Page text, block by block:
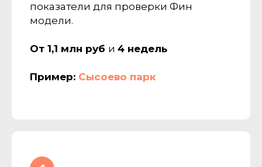
показатели для проверки Фин
модели.
От 1,1 млн руб и 4 недель
Пример: Сысоево парк